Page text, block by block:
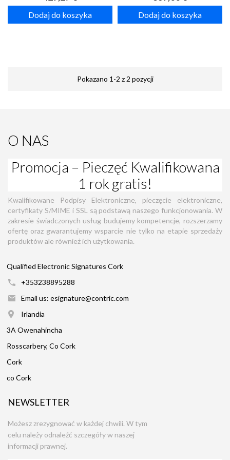
Dodaj do koszyka Dodaj do koszyka
Pokazano 1-2 z 2 pozycji
O NAS
Promocja – Pieczęć Kwalifikowana
1 rok gratis!
Kwalifikowane Podpisy Elektroniczne, pieczęcie elektroniczne,
certyfikaty S/MIME i SSL są podstawą naszego funkcjonowania. W
zakresie świadczonych usług budujemy kompetencje, rozszerzamy
ofertę oraz gwarantujemy wsparcie nie tylko na etapie sprzedaży
produktów ale również ich użytkowania.
Qualified Electronic Signatures Cork
+353238895288
Email us: esignature@contric.com
Irlandia
3A Owenahincha
Rosscarbery, Co Cork
Cork
co Cork
NEWSLETTER
Możesz zrezygnować w każdej chwili. W tym
celu należy odnaleźć szczegóły w naszej
informacji prawnej.